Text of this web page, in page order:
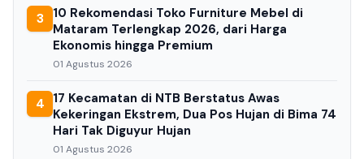
3
10 Rekomendasi Toko Furniture Mebel di
Mataram Terlengkap 2026, dari Harga
Ekonomis hingga Premium
01 Agustus 2026
4 17 Kecamatan di NTB Berstatus Awas
Kekeringan Ekstrem, Dua Pos Hujan di Bima 74
Hari Tak Diguyur Hujan
01 Agustus 2026